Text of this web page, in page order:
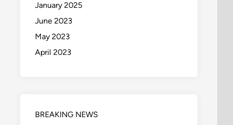
January 2025
June 2023
May 2023
April 2023
BREAKING NEWS